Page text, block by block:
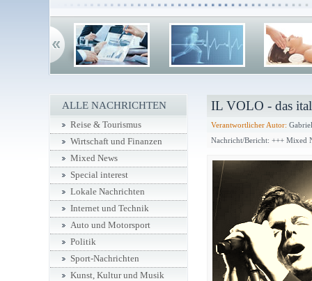
IL VOLO - das
Verantwortlicher Autor:
Nachricht/Bericht: +++ Mixed
ALLE NACHRICHTEN
Reise & Tourismus
Wirtschaft und Finanzen
Mixed News
Special interest
Lokale Nachrichten
Internet und Technik
Auto und Motorsport
Politik
Sport-Nachrichten
Kunst, Kultur und Musik